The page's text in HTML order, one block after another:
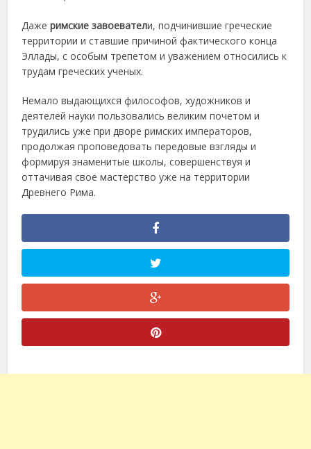
Дажеримские завоеватели, подчинившие греческие
территории и ставшие причиной фактического конца
Эллады, с особым трепетом и уважением относились к
трудам греческих ученых.
Немало выдающихся философов, художников и
деятелей науки пользовались великим почетом и
трудились уже при дворе римских императоров,
продолжая проповедовать передовые взгляды и
формируя знаменитые школы, совершенствуя и
оттачивая свое мастерство уже на территории
Древнего Рима.